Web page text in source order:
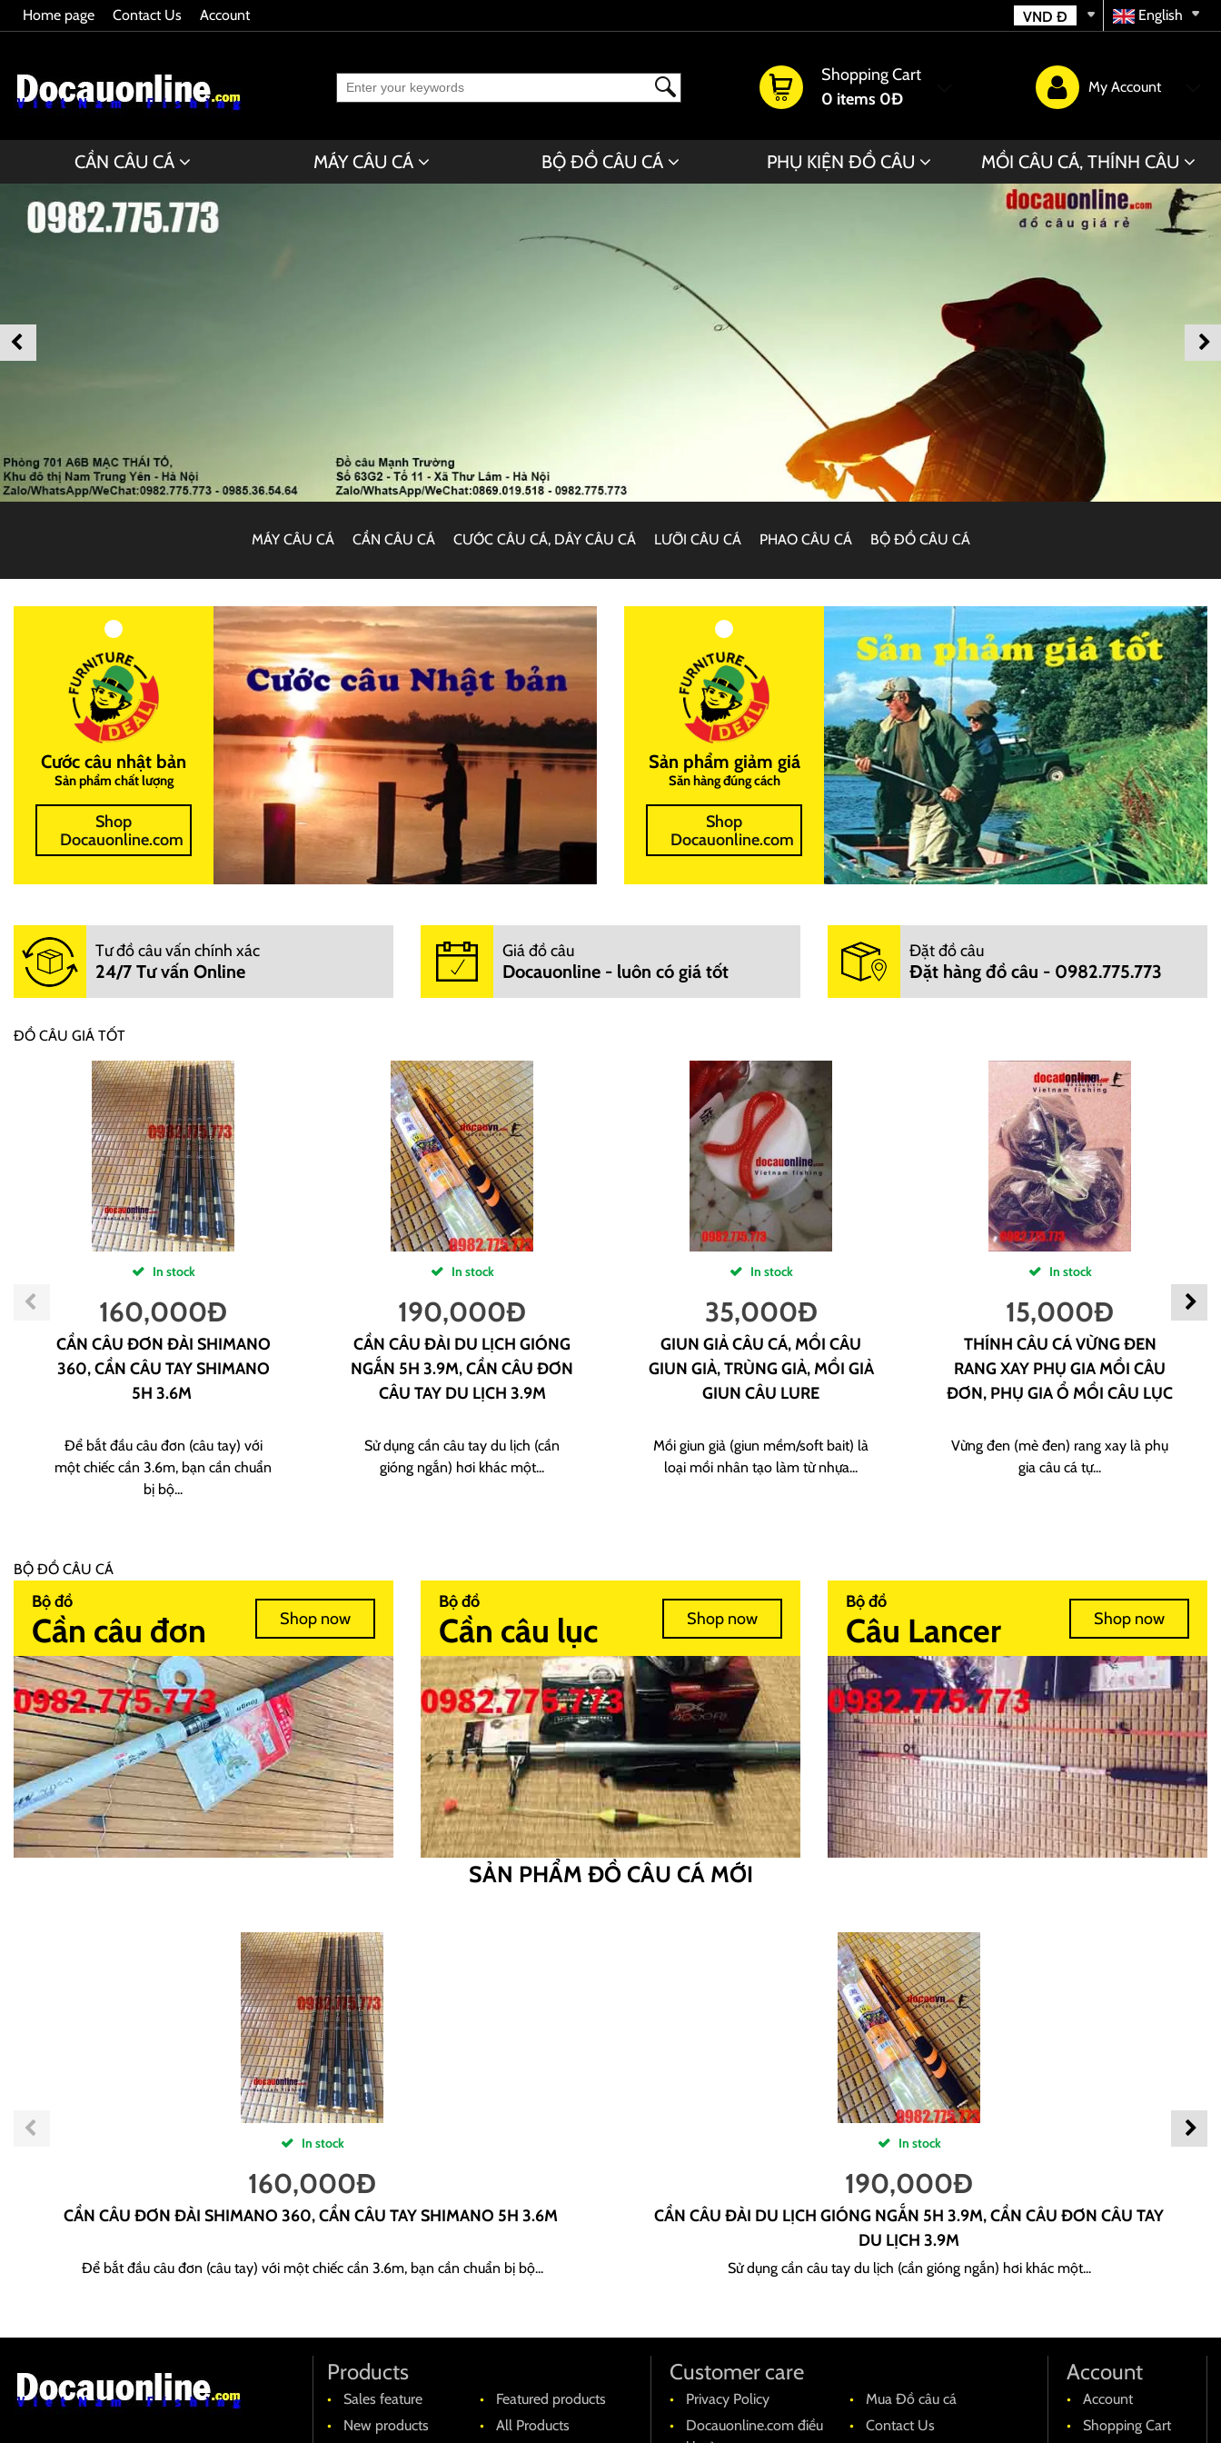
Home page Contact Us Account English
VND Đ
Shopping Cart
0 items 0Đ
My Account
CẦN CÂU CÁ MÁY CÂU CÁ BỘ ĐỒ CÂU CÁ PHỤ KIỆN ĐỒ CÂU MỒI CÂU CÁ, THÍNH CÂU
MÁY CÂU CÁ CẦN CÂU CÁ CƯỚC CÂU CÁ, DÂY CÂU CÁ LƯỠI CÂU CÁ PHAO CÂU CÁ BỘ ĐỒ CÂU CÁ
Cước câu nhật bản
Sản phẩm chất lượng
Shop
Docauonline.com
Sản phẩm giảm giá
Săn hàng đúng cách
Shop
Docauonline.com
Tư đồ câu vấn chính xác
24/7 Tư vấn Online
Giá đồ câu
Docauonline - luôn có giá tốt
Đặt đồ câu
Đặt hàng đồ câu - 0982.775.773
ĐỒ CÂU GIÁ TỐT
In stock
160,000Đ
CẦN CÂU ĐƠN ĐÀI SHIMANO
360, CẦN CÂU TAY SHIMANO
5H 3.6M
Để bắt đầu câu đơn (câu tay) với
một chiếc cần 3.6m, bạn cần chuẩn
bị bộ...
In stock
190,000Đ
CẦN CÂU ĐÀI DU LỊCH GIÓNG
NGẮN 5H 3.9M, CẦN CÂU ĐƠN
CÂU TAY DU LỊCH 3.9M
Sử dụng cần câu tay du lịch (cần
gióng ngắn) hơi khác một...
In stock
35,000Đ
GIUN GIẢ CÂU CÁ, MỒI CÂU
GIUN GIẢ, TRÙNG GIẢ, MỒI GIẢ
GIUN CÂU LURE
Mồi giun giả (giun mềm/soft bait) là
loại mồi nhân tạo làm từ nhựa...
In stock
15,000Đ
THÍNH CÂU CÁ VỪNG ĐEN
RANG XAY PHỤ GIA MỒI CÂU
ĐƠN, PHỤ GIA Ổ MỒI CÂU LỤC
Vừng đen (mè đen) rang xay là phụ
gia câu cá tự...
BỘ ĐỒ CÂU CÁ
Bộ đồ
Cần câu đơn Shop now
Bộ đồ
Cần câu lục Shop now
Bộ đồ
Câu Lancer Shop now
SẢN PHẨM ĐỒ CÂU CÁ MỚI
In stock
160,000Đ
CẦN CÂU ĐƠN ĐÀI SHIMANO 360, CẦN CÂU TAY SHIMANO 5H 3.6M
Để bắt đầu câu đơn (câu tay) với một chiếc cần 3.6m, bạn cần chuẩn bị bộ...
In stock
190,000Đ
CẦN CÂU ĐÀI DU LỊCH GIÓNG NGẮN 5H 3.9M, CẦN CÂU ĐƠN CÂU TAY
DU LỊCH 3.9M
Sử dụng cần câu tay du lịch (cần gióng ngắn) hơi khác một...
Products
Sales feature
Featured products
New products
All Products
Customer care
Privacy Policy
Mua Đồ câu cá
Docauonline.com điều
Contact Us
Account
Account
Shopping Cart